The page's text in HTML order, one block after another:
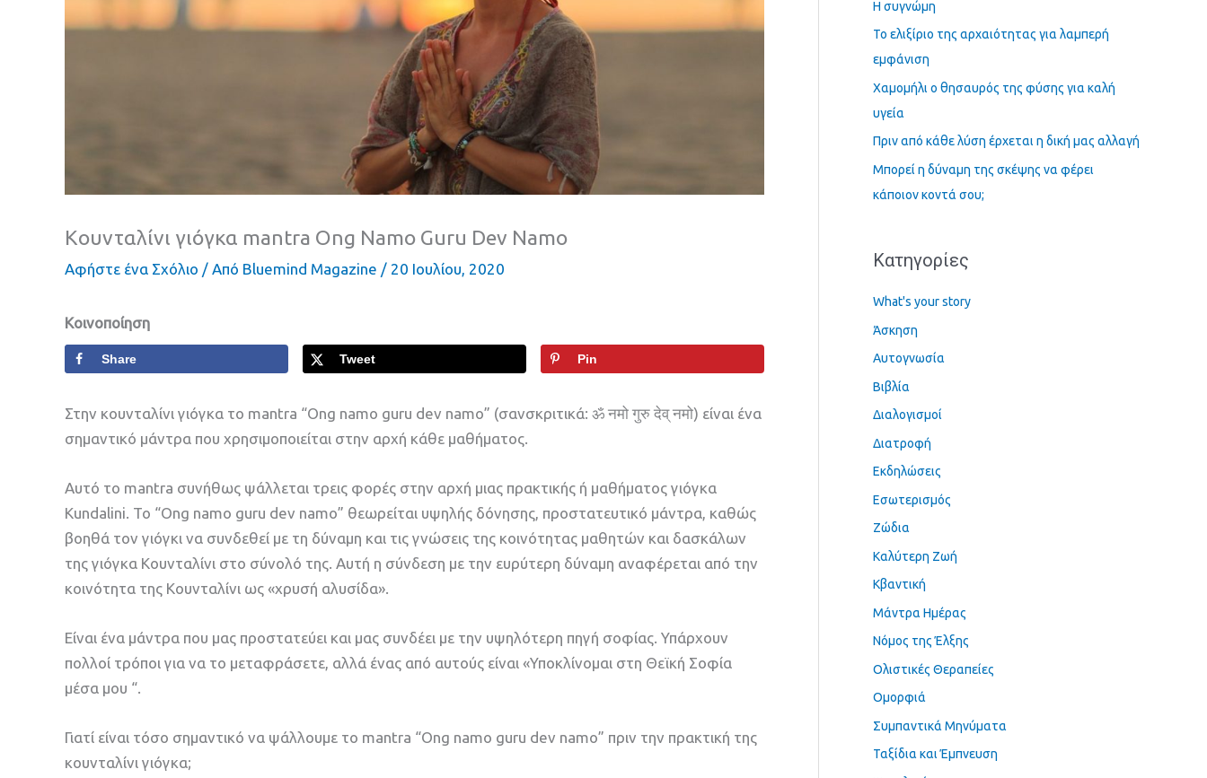
Κουνταλίνι γιόγκα mantra Ong Namo Guru Dev Namo
Αφήστε ένα Σχόλιο / Από Bluemind Magazine / 20 Ιουλίου, 2020
Κοινοποίηση
Share Tweet Pin
Στην κουνταλίνι γιόγκα το mantra “Ong namo guru dev namo” (σανσκριτικά: ॐ नमो गुरु देव् नमो) είναι ένα
σημαντικό μάντρα που χρησιμοποιείται στην αρχή κάθε μαθήματος.
Αυτό το mantra συνήθως ψάλλεται τρεις φορές στην αρχή μιας πρακτικής ή μαθήματος γιόγκα
Kundalini. Το “Ong namo guru dev namo” θεωρείται υψηλής δόνησης, προστατευτικό μάντρα, καθώς
βοηθά τον γιόγκι να συνδεθεί με τη δύναμη και τις γνώσεις της κοινότητας μαθητών και δασκάλων
της γιόγκα Κουνταλίνι στο σύνολό της. Αυτή η σύνδεση με την ευρύτερη δύναμη αναφέρεται από την
κοινότητα της Κουνταλίνι ως «χρυσή αλυσίδα».
Είναι ένα μάντρα που μας προστατεύει και μας συνδέει με την υψηλότερη πηγή σοφίας. Υπάρχουν
πολλοί τρόποι για να το μεταφράσετε, αλλά ένας από αυτούς είναι «Υποκλίνομαι στη Θεϊκή Σοφία
μέσα μου “.
Γιατί είναι τόσο σημαντικό να ψάλλουμε το mantra “Ong namo guru dev namo” πριν την πρακτική της
κουνταλίνι γιόγκα;
η
σ
η
γ
ι
α
:
Η συγνώμη
Το ελιξίριο της αρχαιότητας για λαμπερή
εμφάνιση
Χαμομήλι ο θησαυρός της φύσης για καλή
υγεία
Πριν από κάθε λύση έρχεται η δική μας αλλαγή
Μπορεί η δύναμη της σκέψης να φέρει
κάποιον κοντά σου;
Kατηγορίες
What's your story
Άσκηση
Αυτογνωσία
Βιβλία
Διαλογισμοί
Διατροφή
Εκδηλώσεις
Εσωτερισμός
Ζώδια
Καλύτερη Ζωή
Κβαντική
Μάντρα Ημέρας
Νόμος της Έλξης
Ολιστικές Θεραπείες
Ομορφιά
Συμπαντικά Μηνύματα
Ταξίδια και Έμπνευση